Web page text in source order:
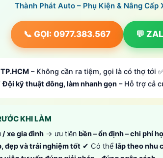
Thành Phát Auto – Phụ Kiện & Nâng Cấp
📞 GỌI: 0977.383.567 💬
– Không cần ra tiệm, gọi là có thợ tới
Đội kỹ thuật đông, làm nhanh gọn – Hỗ trợ cả
KHI LÀM
xe gia đình → ưu tiên bền – ổn định – chi phí
đẹp và trải nghiệm tốt ✔ Có thể lắp theo nhu